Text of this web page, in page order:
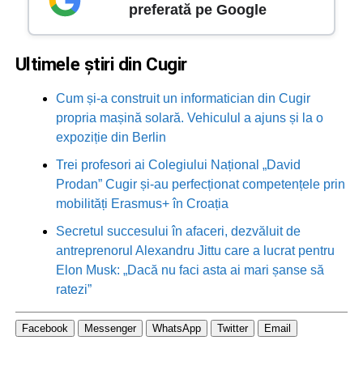
preferată pe Google
Ultimele știri din Cugir
Cum și-a construit un informatician din Cugir
propria mașină solară. Vehiculul a ajuns și la o
expoziție din Berlin
Trei profesori ai Colegiului Național „David
Prodan” Cugir și-au perfecționat competențele prin
mobilități Erasmus+ în Croația
Secretul succesului în afaceri, dezvăluit de
antreprenorul Alexandru Jittu care a lucrat pentru
Elon Musk: „Dacă nu faci asta ai mari șanse să
ratezi”
Facebook Messenger WhatsApp Twitter Email